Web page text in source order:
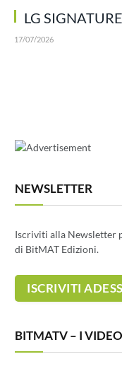
LG
17/07/2026
NEWSLETTER
Iscriviti alla Newsletter
di BitMAT Edizioni.
BITMATV – I